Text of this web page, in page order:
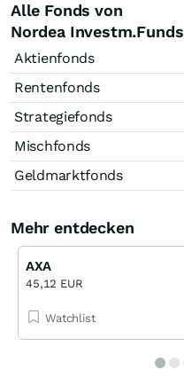
Alle Fonds von
Nordea Investm.Funds
Aktienfonds
Rentenfonds
Strategiefonds
Mischfonds
Geldmarktfonds
Mehr entdecken
AXA
45,12 EUR
Watchlist